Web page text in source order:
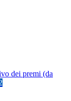
dei premi (da